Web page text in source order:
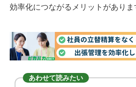
効率化につながるメリットがありま
あわせて読みたい